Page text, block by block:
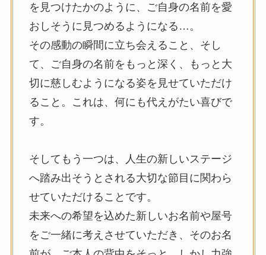
を見つけたかのように、ご自身の名前を愛
おしそうに見つめるようになる…。
その感動の瞬間に立ち会えること、そし
て、ご自身の名前をもっと深く、もっと大
切に慈しむようになる姿を見せていただけ
ること。これは、何にも代えがたい喜びで
す。
そしてもう一つは、人生の新しいステージ
へ踏み出そうとされる大切な節目に関わら
せていただけることです。
未来への希望を込めた新しいお名前や屋号
をご一緒に考えさせていただき、そのお名